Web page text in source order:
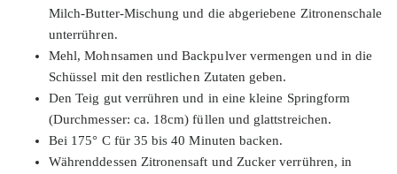
Milch-Butter-Mischung und die abgeriebene Zitronenschale
unterrühren.
Mehl, Mohnsamen und Backpulver vermengen und in die
Schüssel mit den restlichen Zutaten geben.
Den Teig gut verrühren und in eine kleine Springform
(Durchmesser: ca. 18cm) füllen und glattstreichen.
Bei 175° C für 35 bis 40 Minuten backen.
Währenddessen Zitronensaft und Zucker verrühren, in